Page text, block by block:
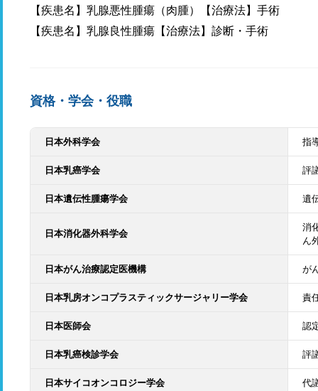
【疾患名】乳腺悪性腫瘍（肉腫）【治療法】手術
【疾患名】乳腺良性腫瘍【治療法】診断・手術
資格・学会・役職
日本外科学会 指
日本乳癌学会 評
日本遺伝性腫瘍学会 遺
日本消化器外科学会
消
ん
日本がん治療認定医機構 が
日本乳房オンコプラスティックサージャリー学会 責
日本医師会 認
日本乳癌検診学会 評
日本サイコオンコロジー学会 代